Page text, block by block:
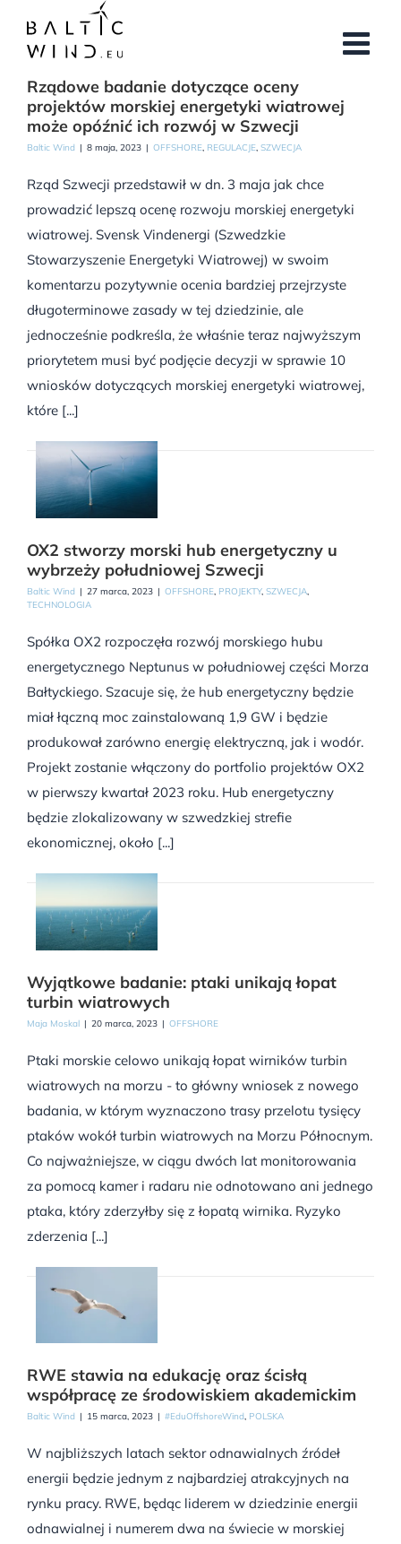
zawartości
Rządowe badanie dotyczące oceny
projektów morskiej energetyki wiatrowej
może opóźnić ich rozwój w Szwecji
Baltic Wind | 8 maja, 2023 | OFFSHORE, REGULACJE, SZWECJA
Rząd Szwecji przedstawił w dn. 3 maja jak chce
prowadzić lepszą ocenę rozwoju morskiej energetyki
wiatrowej. Svensk Vindenergi (Szwedzkie
Stowarzyszenie Energetyki Wiatrowej) w swoim
komentarzu pozytywnie ocenia bardziej przejrzyste
długoterminowe zasady w tej dziedzinie, ale
jednocześnie podkreśla, że właśnie teraz najwyższym
priorytetem musi być podjęcie decyzji w sprawie 10
wniosków dotyczących morskiej energetyki wiatrowej,
które [...]
OX2 stworzy morski hub energetyczny u
wybrzeży południowej Szwecji
Baltic Wind | 27 marca, 2023 | OFFSHORE, PROJEKTY, SZWECJA,
TECHNOLOGIA
Spółka OX2 rozpoczęła rozwój morskiego hubu
energetycznego Neptunus w południowej części Morza
Bałtyckiego. Szacuje się, że hub energetyczny będzie
miał łączną moc zainstalowaną 1,9 GW i będzie
produkował zarówno energię elektryczną, jak i wodór.
Projekt zostanie włączony do portfolio projektów OX2
w pierwszy kwartał 2023 roku. Hub energetyczny
będzie zlokalizowany w szwedzkiej strefie
ekonomicznej, około [...]
Wyjątkowe badanie: ptaki unikają łopat
turbin wiatrowych
Maja Moskal | 20 marca, 2023 | OFFSHORE
Ptaki morskie celowo unikają łopat wirników turbin
wiatrowych na morzu - to główny wniosek z nowego
badania, w którym wyznaczono trasy przelotu tysięcy
ptaków wokół turbin wiatrowych na Morzu Północnym.
Co najważniejsze, w ciągu dwóch lat monitorowania
za pomocą kamer i radaru nie odnotowano ani jednego
ptaka, który zderzyłby się z łopatą wirnika. Ryzyko
zderzenia [...]
RWE stawia na edukację oraz ścisłą
współpracę ze środowiskiem akademickim
Baltic Wind | 15 marca, 2023 | #EduOffshoreWind, POLSKA
W najbliższych latach sektor odnawialnych źródeł
energii będzie jednym z najbardziej atrakcyjnych na
rynku pracy. RWE, będąc liderem w dziedzinie energii
odnawialnej i numerem dwa na świecie w morskiej